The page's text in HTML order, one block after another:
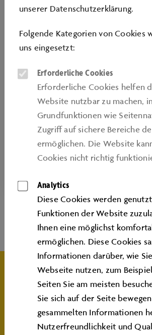
08.08. bis 16.08.
Genuss, Kreativität und
Sie Genuss mit einem urbanen
BBQ, in Flairbartender-Shows und
am Wasser.
INFOS
Im wöchentlichen Wechsel während
Öffnungszeiten.
Die Angebote können Sie mit Ihrer
unserer Datenschutzerklärung.
Folgende Kategorien von Cookies
uns eingesetzt:
Erforderliche Cookies
Erforderliche Cookies helfen
Website nutzbar zu machen,
Grundfunktionen wie
Zugriﬀ auf sichere Bereiche
ermöglichen. Die Website
Cookies nicht richtig
Analytics
Diese Cookies werden
Funktionen der Website
Ihnen eine möglichst
ermöglichen. Diese Cookies
Informationen darüber, wie
Webseite nutzen, zum
Seiten Sie am meisten
Sie sich auf der Seite
gesammelten Informationen
Nutzerfreundlichkeit und